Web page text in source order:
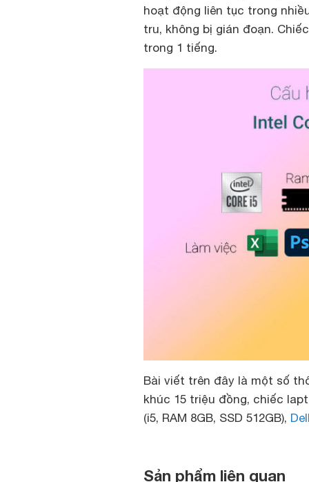
hoạt động liên tục trong
tru, không bị gián đoạn.
trong 1 tiếng.
Bài viết trên đây là một số
khúc 15 triệu đồng, chiếc
(i5, RAM 8GB, SSD 512GB),
Sản phẩm liên quan